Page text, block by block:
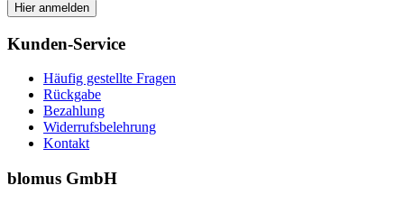
Hier anmelden
Kunden-Service
Häufig gestellte Fragen
Rückgabe
Bezahlung
Widerrufsbelehrung
Kontakt
blomus GmbH